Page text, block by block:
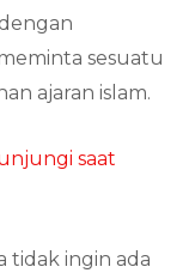
sesuatu
ajaran islam.
saat
tidak ingin ada